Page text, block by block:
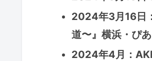
2024年3月16日
道〜』横浜・ぴ
2024年4月：